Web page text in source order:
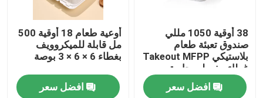
38 أوقية 1050 مللي
صندوق تعبئة طعام
بلاستيكي Takeout MFPP
غطاء مفصلي حاوية
ميكرووافابل 9 × 9 × 2.8
بوصة
افضل سعر
أوعية طعام 18 أوقية 500
مل قابلة للميكروويف
بغطاء 6 × 6 × 3 بوصة
افضل سعر